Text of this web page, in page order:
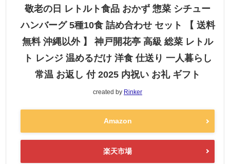
敬老の日 レトルト食品 おかず 惣菜 シチュー
ハンバーグ 5種10食 詰め合わせ セット 【 送料
無料 沖縄以外 】 神戸開花亭 高級 総菜 レトル
ト レンジ 温めるだけ 洋食 仕送り 一人暮らし
常温 お返し 付 2025 内祝い お礼 ギフト
created by Rinker
Amazon
楽天市場